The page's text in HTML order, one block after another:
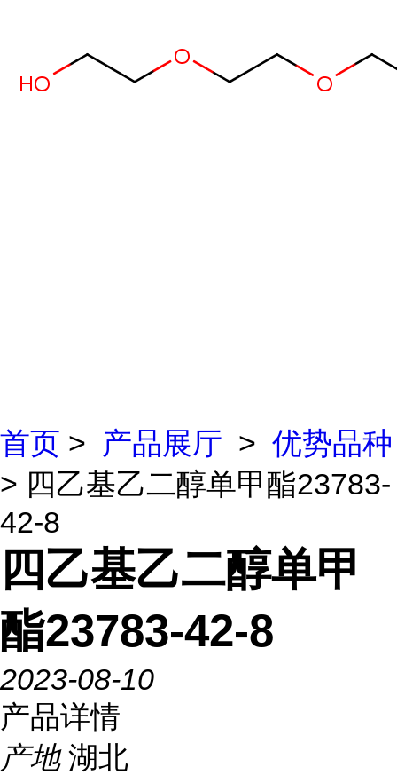
首页 > 产品展厅 > 优势品种
> 四乙基乙二醇单甲酯23783-
42-8
四乙基乙二醇单甲
酯23783-42-8
2023-08-10
产品详情
产地 湖北